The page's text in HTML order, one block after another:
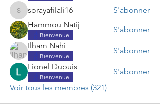
sorayafilali16
sorayafilali16
S'abonner
Hammou Natij
Bienvenue
S'abonner
Ilham Nahi
Bienvenue
S'abonner
Lionel Dupuis
Bienvenue
S'abonner
Voir tous les membres (321)